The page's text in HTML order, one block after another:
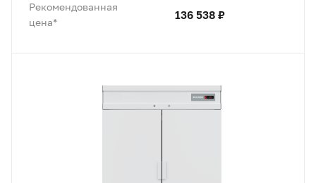
Рекомендованная
цена*
136 538 ₽